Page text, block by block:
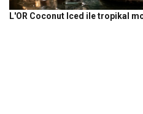
L'OR Coconut Iced ile tropikal